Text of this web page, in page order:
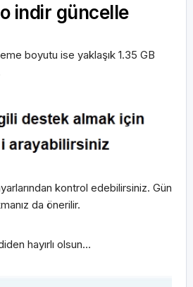
indir güncelle
boyutu ise yaklaşık 1.35 GB
kontrol edebilirsiniz. Gün
da önerilir.
hayırlı olsun…